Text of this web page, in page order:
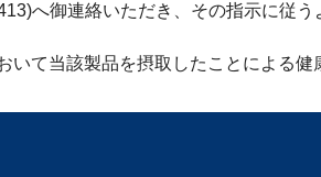
へ御連絡いただき、その指示に従う
いて当該製品を摂取したことによる健